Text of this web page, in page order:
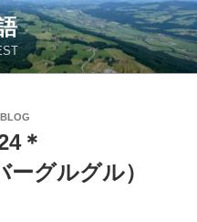
＊
グルグル）